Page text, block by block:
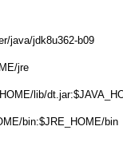
java/jdk8u362-b09
jre
lib/
bin:$JRE_HOME/bin